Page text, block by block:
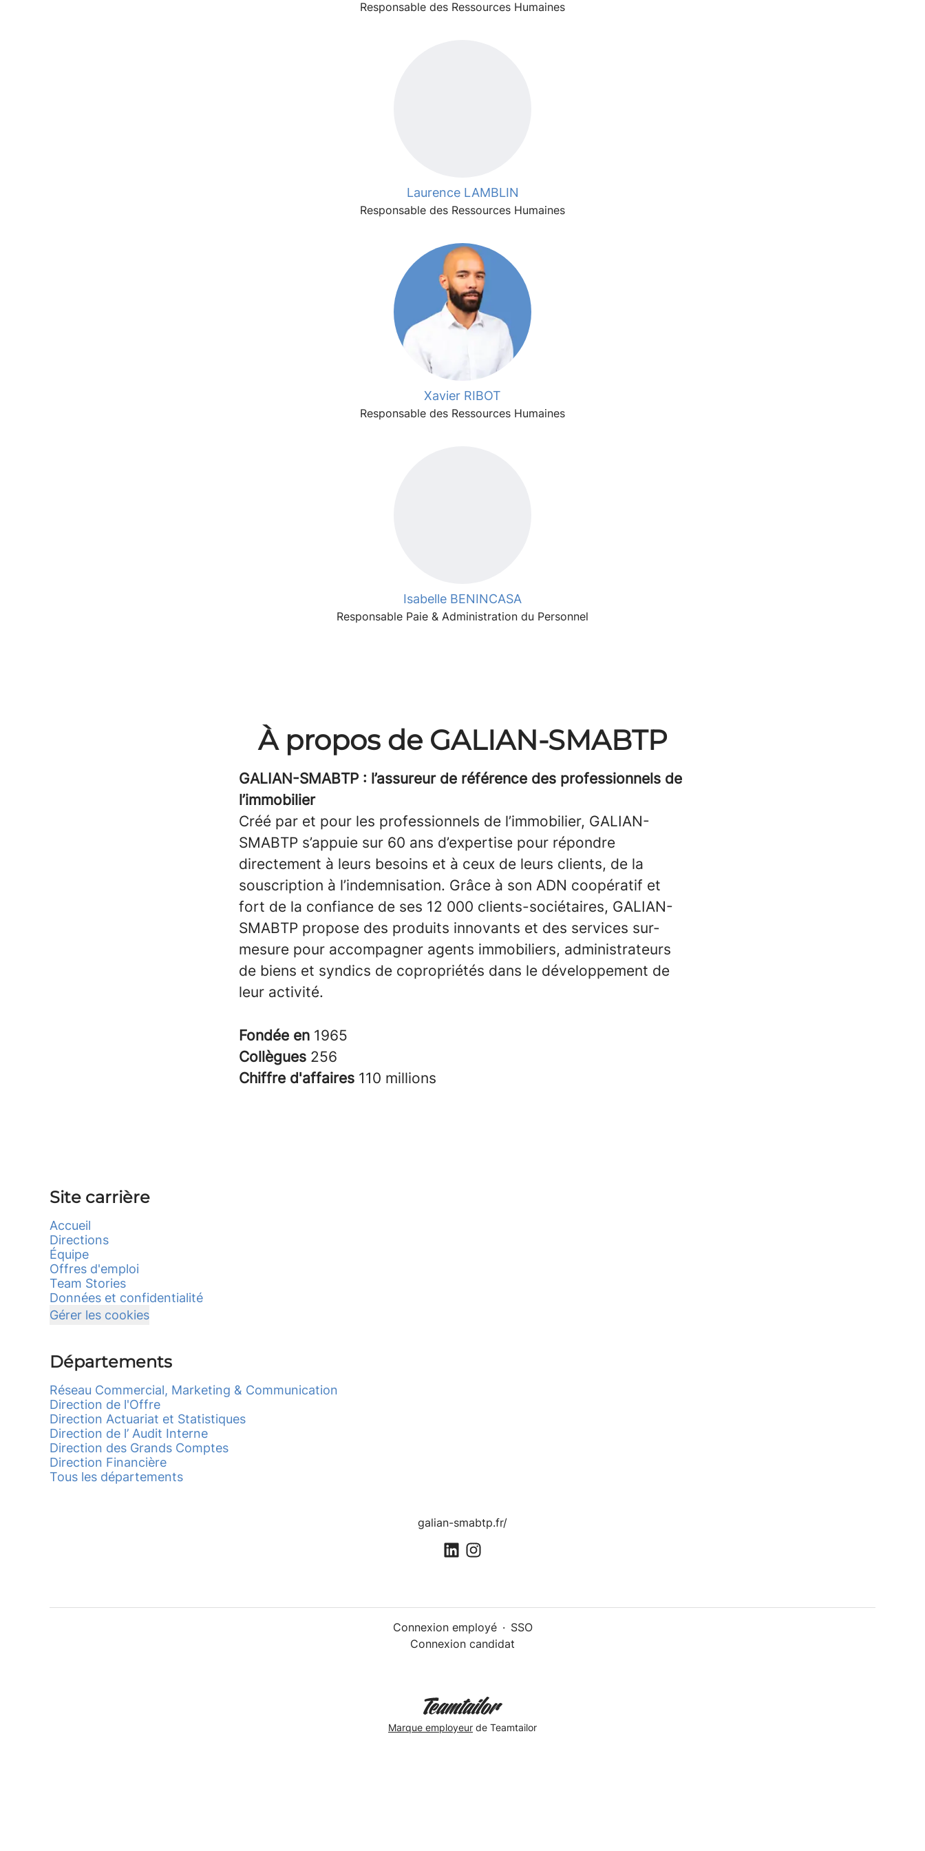
Responsable des Ressources Humaines
Laurence LAMBLIN
Responsable des Ressources Humaines
Xavier RIBOT
Responsable des Ressources Humaines
Isabelle BENINCASA
Responsable Paie & Administration du Personnel
À propos de GALIAN-SMABTP
GALIAN-SMABTP : l’assureur de référence des professionnels de
l’immobilier
Créé par et pour les professionnels de l’immobilier, GALIAN-
SMABTP s’appuie sur 60 ans d’expertise pour répondre
directement à leurs besoins et à ceux de leurs clients, de la
souscription à l’indemnisation. Grâce à son ADN coopératif et
fort de la confiance de ses 12 000 clients-sociétaires, GALIAN-
SMABTP propose des produits innovants et des services sur-
mesure pour accompagner agents immobiliers, administrateurs
de biens et syndics de copropriétés dans le développement de
leur activité.
Fondée en 1965
Collègues 256
Chiffre d'affaires 110 millions
Site carrière
Accueil
Directions
Équipe
Offres d'emploi
Team Stories
Données et confidentialité
Gérer les cookies
Départements
Réseau Commercial, Marketing & Communication
Direction de l'Offre
Direction Actuariat et Statistiques
Direction de l’ Audit Interne
Direction des Grands Comptes
Direction Financière
Tous les départements
galian-smabtp.fr/
Connexion employé · SSO
Connexion candidat
Marque employeur de Teamtailor